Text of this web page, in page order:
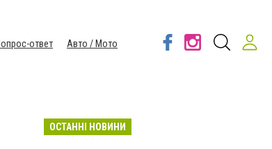
ответ
Авто / Мото
ОСТАННІ НОВИНИ